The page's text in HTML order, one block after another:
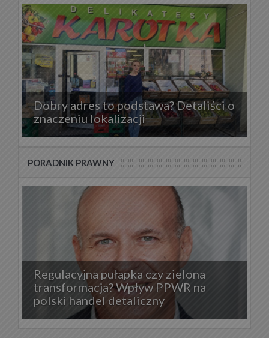
Dobry adres to podstawa? Detaliści o
znaczeniu lokalizacji
PORADNIK PRAWNY
Regulacyjna pułapka czy zielona
transformacja? Wpływ PPWR na
polski handel detaliczny